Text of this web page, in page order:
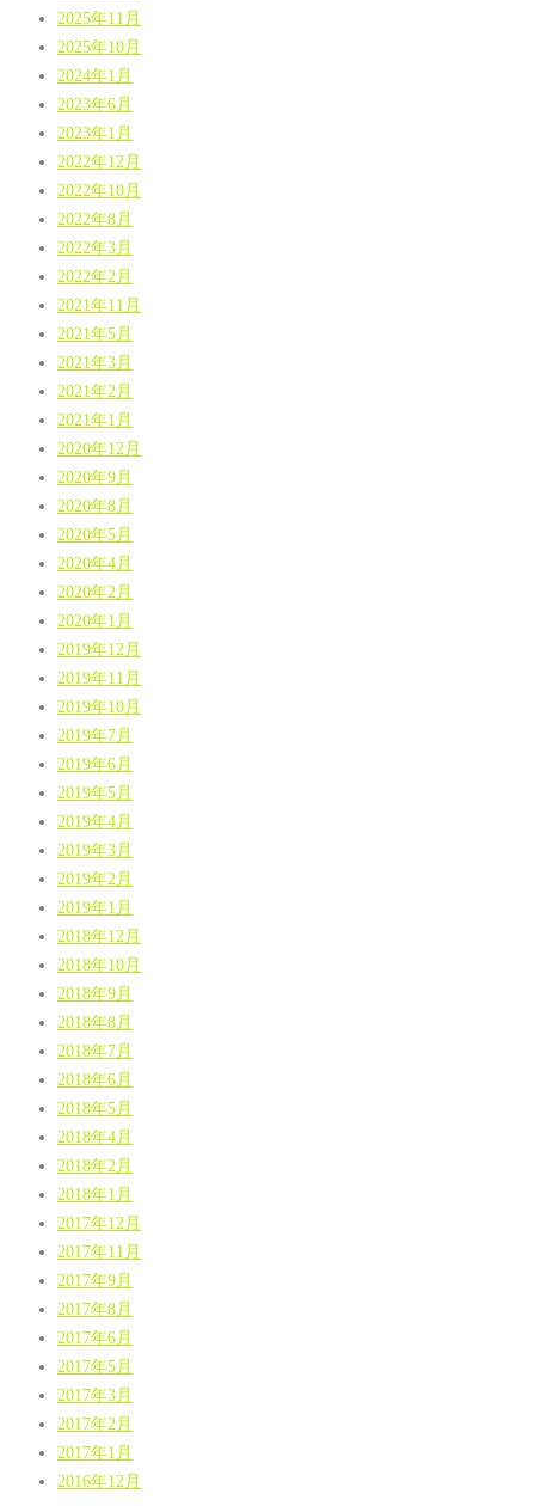
2025年11月
2025年10月
2024年1月
2023年6月
2023年1月
2022年12月
2022年10月
2022年8月
2022年3月
2022年2月
2021年11月
2021年5月
2021年3月
2021年2月
2021年1月
2020年12月
2020年9月
2020年8月
2020年5月
2020年4月
2020年2月
2020年1月
2019年12月
2019年11月
2019年10月
2019年7月
2019年6月
2019年5月
2019年4月
2019年3月
2019年2月
2019年1月
2018年12月
2018年10月
2018年9月
2018年8月
2018年7月
2018年6月
2018年5月
2018年4月
2018年2月
2018年1月
2017年12月
2017年11月
2017年9月
2017年8月
2017年6月
2017年5月
2017年3月
2017年2月
2017年1月
2016年12月